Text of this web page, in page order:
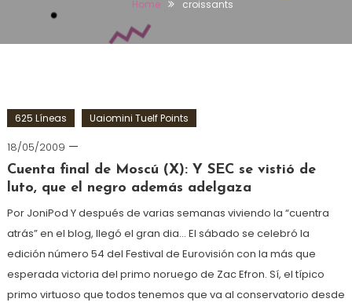
Home croissants
625 Líneas Uaiomini Tuelf Points
18/05/2009
Cuenta final de Moscú (X): Y SEC se vistió de
luto, que el negro además adelgaza
Por JoniPod Y después de varias semanas viviendo la “cuentra
atrás” en el blog, llegó el gran dia… El sábado se celebró la
edición número 54 del Festival de Eurovisión con la más que
esperada victoria del primo noruego de Zac Efron. Sí, el típico
primo virtuoso que todos tenemos que va al conservatorio desde